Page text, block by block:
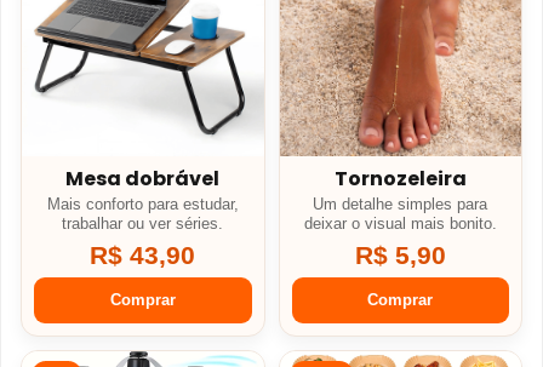
Mesa dobrável
Mais conforto para estudar,
trabalhar ou ver séries.
R$ 43,90
Comprar
Tornozeleira
Um detalhe simples para
deixar o visual mais bonito.
R$ 5,90
Comprar